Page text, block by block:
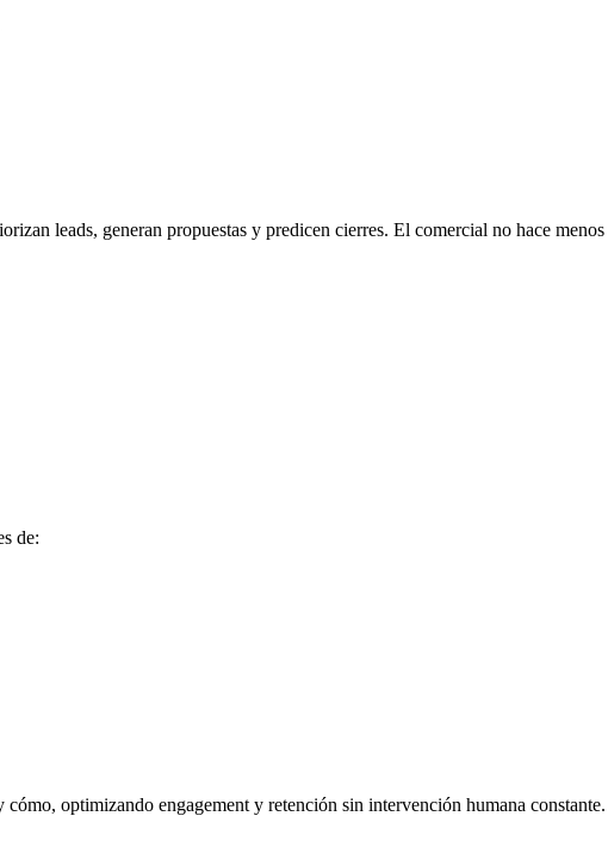
leads, generan propuestas y predicen cierres. El comercial no hace
de:
optimizando engagement y retención sin intervención humana constante.